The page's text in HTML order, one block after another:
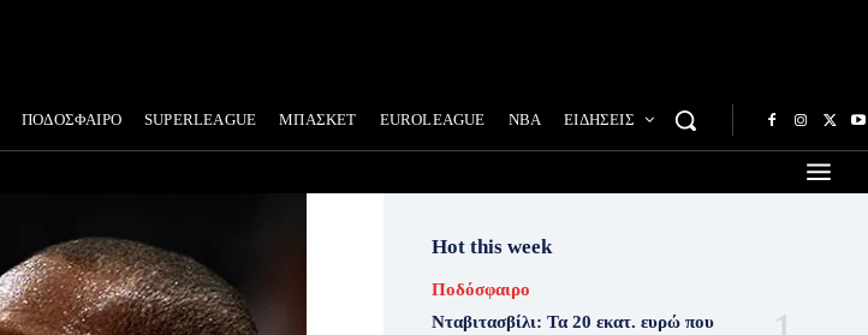
ΠΟΔΟΣΦΑΙΡΟ SUPERLEAGUE ΜΠΑΣΚΕΤ EUROLEAGUE NBA ΕΙΔΗΣΕΙΣ
Hot this week
Ποδόσφαιρο
Νταβιτασβίλι: Τα 20 εκατ. ευρώ που